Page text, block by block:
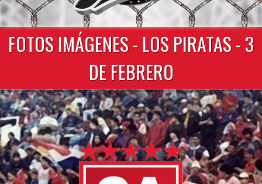
FOTOS IMÁGENES - LOS PIRATAS - 3
DE FEBRERO